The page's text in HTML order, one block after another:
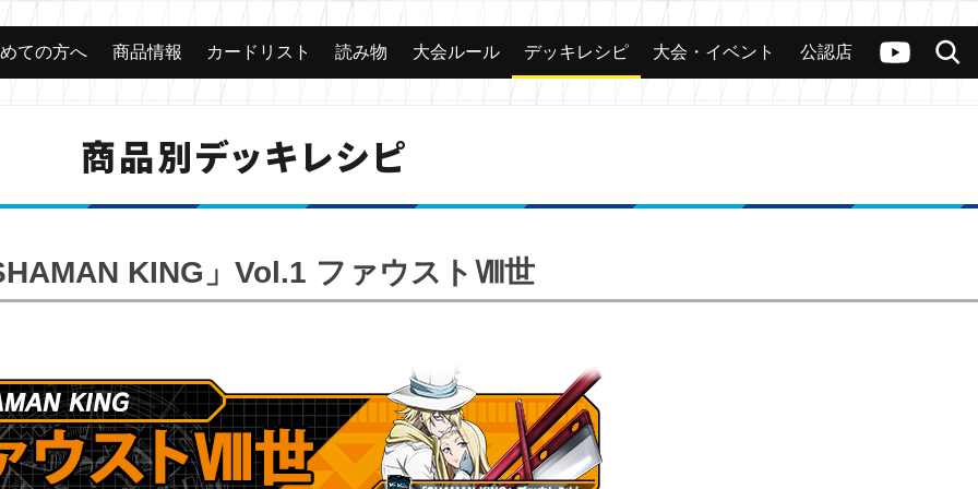
ヴァンガードch
検索
カード 大会 公認店舗 その他
ての方へ 商品情報 カードリスト 読み物 大会ルール デッキレシピ 大会・イベント 公認店
商品別デッキレシピ
KING」Vol.1 ファウストⅧ世